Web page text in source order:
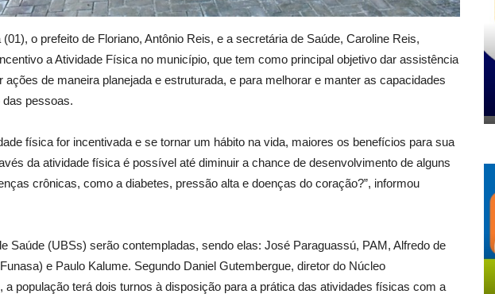
o prefeito de Floriano, Antônio Reis, e a secretária de Saúde, Caroline Reis,
a Atividade Física no município, que tem como principal objetivo dar assistência
ações de maneira planejada e estruturada, e para melhorar e manter as capacidades
pessoas.
física for incentivada e se tornar um hábito na vida, maiores os benefícios para sua
da atividade física é possível até diminuir a chance de desenvolvimento de alguns
crônicas, como a diabetes, pressão alta e doenças do coração?”, informou
Saúde (UBSs) serão contempladas, sendo elas: José Paraguassú, PAM, Alfredo de
e Paulo Kalume. Segundo Daniel Gutembergue, diretor do Núcleo
a população terá dois turnos à disposição para a prática das atividades físicas com a